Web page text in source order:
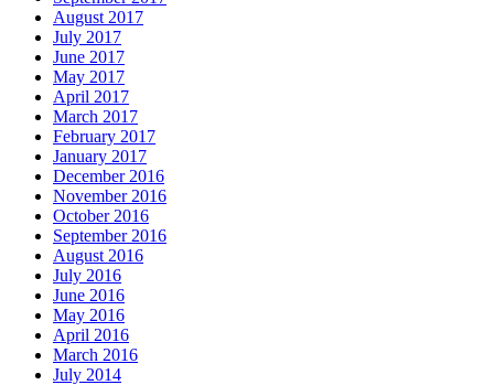
August 2017
July 2017
June 2017
May 2017
April 2017
March 2017
February 2017
January 2017
December 2016
November 2016
October 2016
September 2016
August 2016
July 2016
June 2016
May 2016
April 2016
March 2016
July 2014